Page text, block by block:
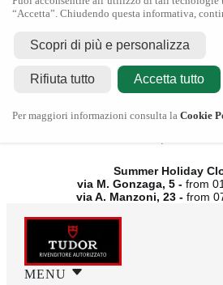
Orologi
Secondo Polso
Contatti
Chiusura
dal
Summer Holiday
via M. Gonzaga, 5 - from
via A. Manzoni, 23 - from
MENU
“Accetta”. Chiudendo questa informativa,
Scopri di più e personalizza
Rifiuta tutto Accetta tutto
Per maggiori informazioni consulta la Cookie